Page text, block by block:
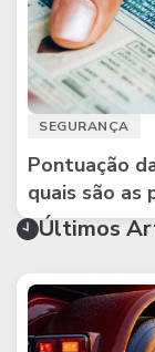
SEGURANÇA
Pontuação
quais são as
Últimos